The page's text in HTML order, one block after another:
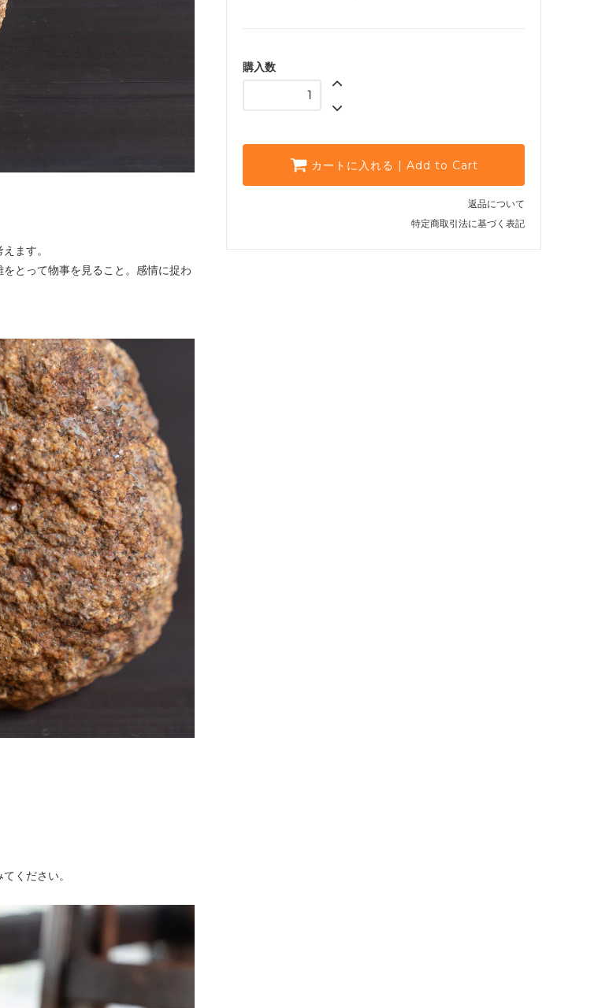
購入数
カートに入れる | Add to Cart
返品について
特定商取引法に基づく表記
ます。
とって物事を見ること。感情に捉わ
ください。